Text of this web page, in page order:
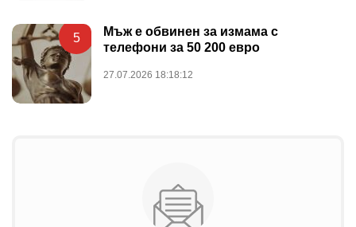
5
Мъж е обвинен за измама с
телефони за 50 200 евро
27.07.2026 18:18:12